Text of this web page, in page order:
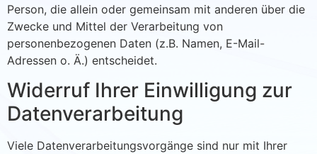
Person, die allein oder gemeinsam mit anderen über die
Zwecke und Mittel der Verarbeitung von
personenbezogenen Daten (z.B. Namen, E-Mail-
Adressen o. Ä.) entscheidet.
Widerruf Ihrer Einwilligung zur
Datenverarbeitung
Viele Datenverarbeitungsvorgänge sind nur mit Ihrer